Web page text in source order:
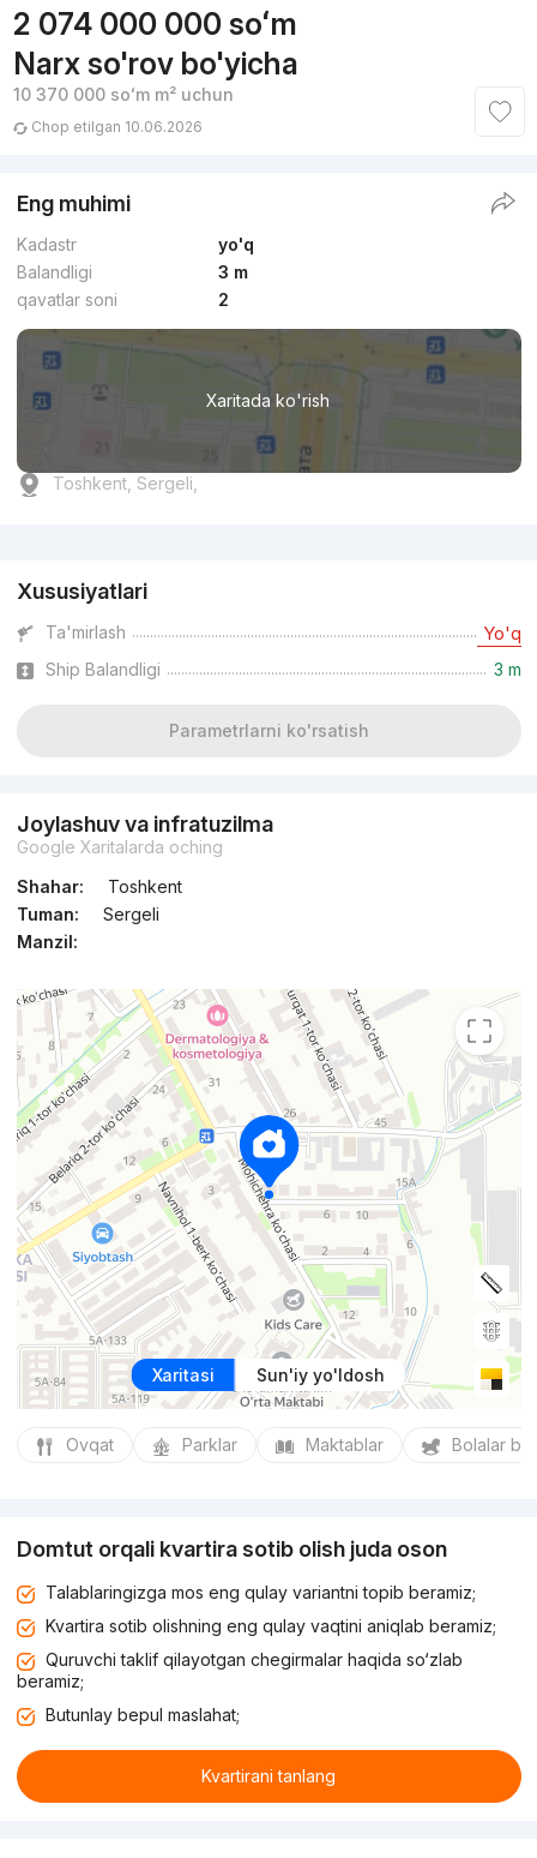
2 074 000 000 soʻm
Narx so'rov bo'yicha
10 370 000 soʻmm² uchun
Chop etilgan 10.06.2026
Eng muhimi
Kadastr
yo'q
Balandligi
3 m
qavatlar soni
2
Xaritada ko'rish
Toshkent, Sergeli,
Xususiyatlari
Ta'mirlash Yo'q
Ship Balandligi 3 m
Parametrlarni ko'rsatish
Joylashuv va infratuzilma
Google Xaritalarda oching
Shahar:
Toshkent
Tuman:
Sergeli
Manzil:
Xaritasi Sun'iy yo'ldosh
Ovqat Parklar Maktablar Bolalar
Domtut orqali kvartira sotib olish juda oson
Talablaringizga mos eng qulay variantni topib beramiz;
Kvartira sotib olishning eng qulay vaqtini aniqlab beramiz;
Quruvchi taklif qilayotgan chegirmalar haqida so‘zlab
beramiz;
Butunlay bepul maslahat;
Kvartirani tanlang